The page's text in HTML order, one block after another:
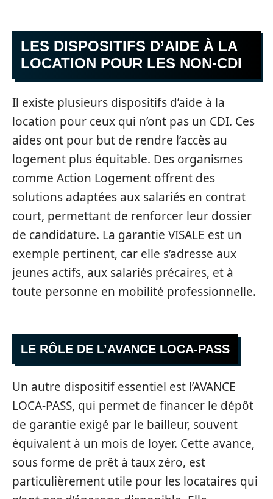
LES DISPOSITIFS D’AIDE À LA
LOCATION POUR LES NON-CDI
Il existe plusieurs dispositifs d’aide à la
location pour ceux qui n’ont pas un CDI. Ces
aides ont pour but de rendre l’accès au
logement plus équitable. Des organismes
comme Action Logement offrent des
solutions adaptées aux salariés en contrat
court, permettant de renforcer leur dossier
de candidature. La garantie VISALE est un
exemple pertinent, car elle s’adresse aux
jeunes actifs, aux salariés précaires, et à
toute personne en mobilité professionnelle.
LE RÔLE DE L’AVANCE LOCA-PASS
Un autre dispositif essentiel est l’AVANCE
LOCA-PASS, qui permet de financer le dépôt
de garantie exigé par le bailleur, souvent
équivalent à un mois de loyer. Cette avance,
sous forme de prêt à taux zéro, est
particulièrement utile pour les locataires qui